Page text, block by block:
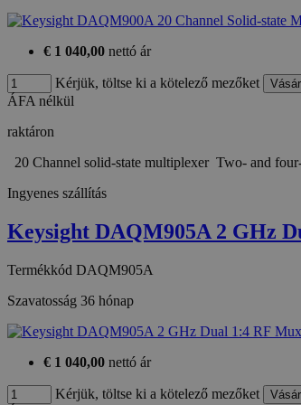
€ 1 040,00 nettó ár
Kérjük, töltse ki a kötelező mezőket
ÁFA nélkül
raktáron
20 Channel solid-state multiplexer Two- and
Ingyenes szállítás
Keysight DAQM905A 2 GHz
Termékkód DAQM905A
Szavatosság 36 hónap
€ 1 040,00 nettó ár
Kérjük, töltse ki a kötelező mezőket